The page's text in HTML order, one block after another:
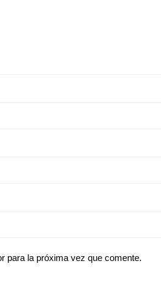
para la próxima vez que comente.